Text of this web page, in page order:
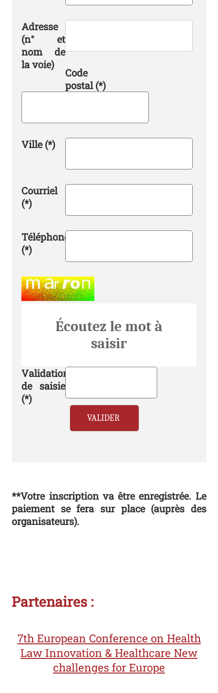
Adresse
(n° et
nom de
la voie)
Code
postal(*)
Ville(*)
Courriel
(*)
Téléphone
(*)
Champ pour les robots. Si vous êtes
Écoutez le mot à
saisir
Validation
de saisie
(*)
**Votre inscription va être enregistrée. Le
paiement se fera sur place (auprès des
organisateurs).
Partenaires :
7th European Conference on Health
Law Innovation & Healthcare New
challenges for Europe